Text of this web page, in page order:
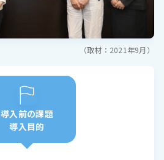
（取材：2021年9月）
導入前の課題
導入目的